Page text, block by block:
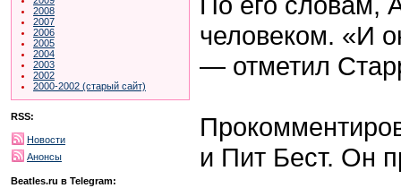
2008
2007
2006
2005
2004
2003
2002
2000-2002 (старый сайт)
RSS:
Новости
Анонсы
Beatles.ru в Telegram:
человеком. «И
— отметил
и Пит Бест. Он